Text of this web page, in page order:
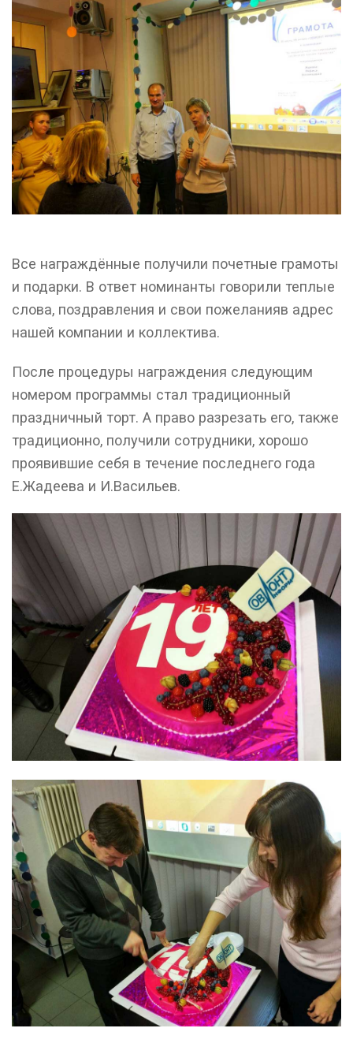
Все награждённые получили почетные грамоты
и подарки. В ответ номинанты говорили теплые
слова, поздравления и свои пожеланияв адрес
нашей компании и коллектива.
После процедуры награждения следующим
номером программы стал традиционный
праздничный торт. А право разрезать его, также
традиционно, получили сотрудники, хорошо
проявившие себя в течение последнего года
Е.Жадеева и И.Васильев.